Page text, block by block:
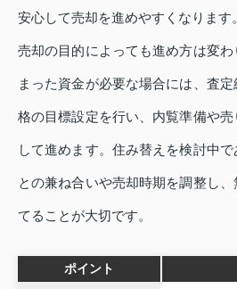
安心して売却を進めやすくなります。
売却の目的によっても進め方は変
まった資金が必要な場合には、査
格の目標設定を行い、内覧準備や
して進めます。住み替えを検討中
との兼ね合いや売却時期を調整し
てることが大切です。
ポイント